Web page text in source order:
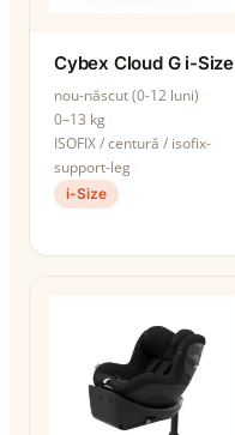
Cybex Cloud G i-Size
nou-născut (0-12 luni)
0–13 kg
ISOFIX / centură / isofix-
support-leg
i-Size